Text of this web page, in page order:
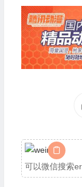
可以微信搜索